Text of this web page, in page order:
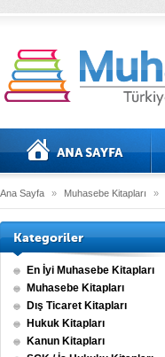
Ana Sayfa » Muhasebe Kitapları »
Kategoriler
En İyi Muhasebe Kitapları
Muhasebe Kitapları
Dış Ticaret Kitapları
Hukuk Kitapları
Kanun Kitapları